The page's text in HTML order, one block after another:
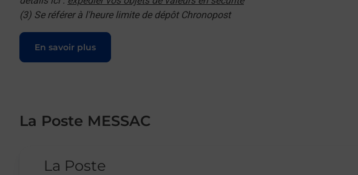
(3) Se référer à l'heure limite de dépôt Chronopost
En savoir plus
Le lien s'ouvre dans un nouvel onglet
La Poste MESSAC
La Poste